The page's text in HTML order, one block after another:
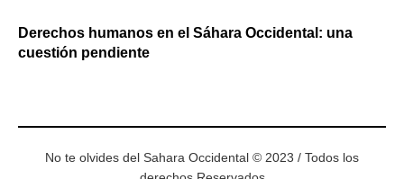
Derechos humanos en el Sáhara Occidental: una
cuestión pendiente
No te olvides del Sahara Occidental © 2023 / Todos los